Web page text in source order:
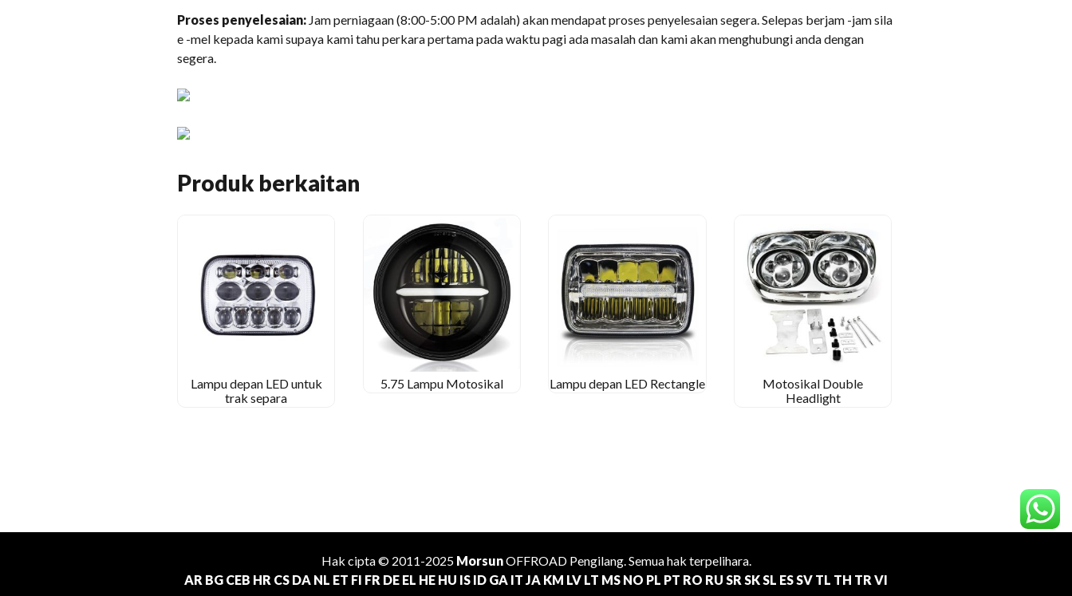
Proses penyelesaian: Jam perniagaan (8:00-5:00 PM adalah) akan mendapat proses penyelesaian segera. Selepas berjam -jam sila
e -mel kepada kami supaya kami tahu perkara pertama pada waktu pagi ada masalah dan kami akan menghubungi anda dengan
segera.
Produk berkaitan
Lampu depan LED untuk
trak separa
5.75 Lampu Motosikal Lampu depan LED Rectangle
Motosikal Double
Headlight
Hak cipta © 2011-2025 MorsunOFFROAD Pengilang. Semua hak terpelihara.
AR BG CEB HR CS DA NL ET FI FR DE EL HE HU IS ID GA IT JA KM LV LT MS NO PL PT RO RU SR SKSL ESSV TL TH TR VI